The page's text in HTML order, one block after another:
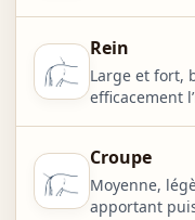
Rein
Large et fort,
efficacement
Croupe
Moyenne,
apportant